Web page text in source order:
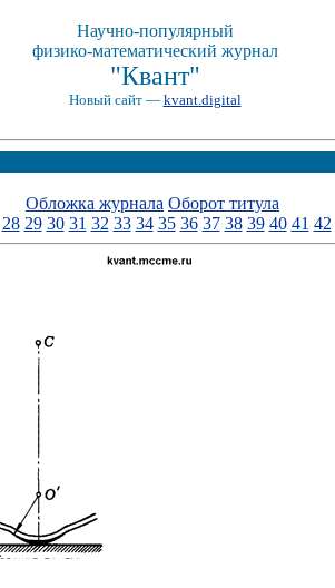
Научно-популярный
физико-математический журнал
"Квант"
Новый сайт — kvant.digital
Обложка журнала Оборот титула
28 29 30 31 32 33 34 35 36 37 38 39 40 41 42